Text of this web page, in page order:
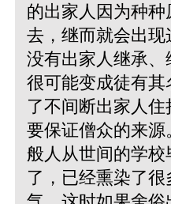
的出家人因为种
去，继而就会出
没有出家人继承
很可能变成徒有
了不间断出家人
要保证僧众的来
般人从世间的学
了，已经熏染了